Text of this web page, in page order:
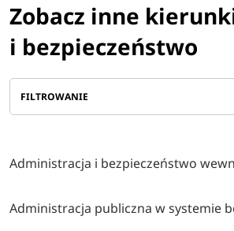
Zobacz inne
i bezpieczeństwo
FILTROWANIE
Administracja i bezpieczeństwo